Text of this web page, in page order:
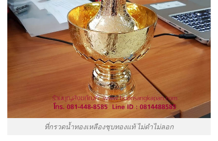
ที่กรวดน้ำทองเหลืองชุบทองแท้ ไม่ดำไม่ลอก